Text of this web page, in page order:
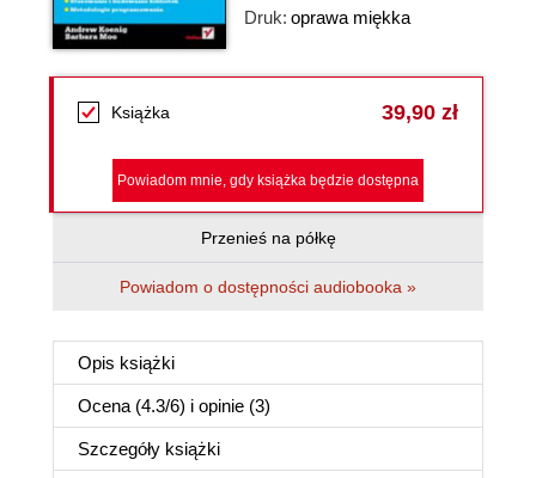
Druk: oprawa miękka
Książka 39,90 zł
Powiadom mnie, gdy książka będzie dostępna
Przenieś na półkę
Powiadom o dostępności audiobooka »
Opis książki
Ocena (4.3/6) i opinie (3)
Szczegóły książki